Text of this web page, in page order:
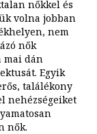
nőkkel és
volna jobban
nem
nők
mai dán
Egyik
találékony
nehézségeiket
nők.